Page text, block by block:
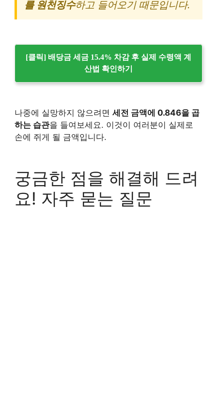
를 원천징수하고 들어오기 때문입니다.
[클릭] 배당금 세금 15.4% 차감 후 실제 수령액 계
산법 확인하기
나중에 실망하지 않으려면 세전 금액에 0.846을 곱
하는 습관을 들여보세요. 이것이 여러분이 실제로
손에 쥐게 될 금액입니다.
궁금한 점을 해결해 드려
요! 자주 묻는 질문